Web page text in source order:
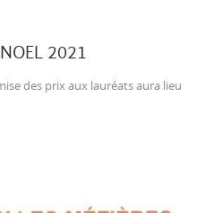
2021
des prix aux lauréats aura lieu